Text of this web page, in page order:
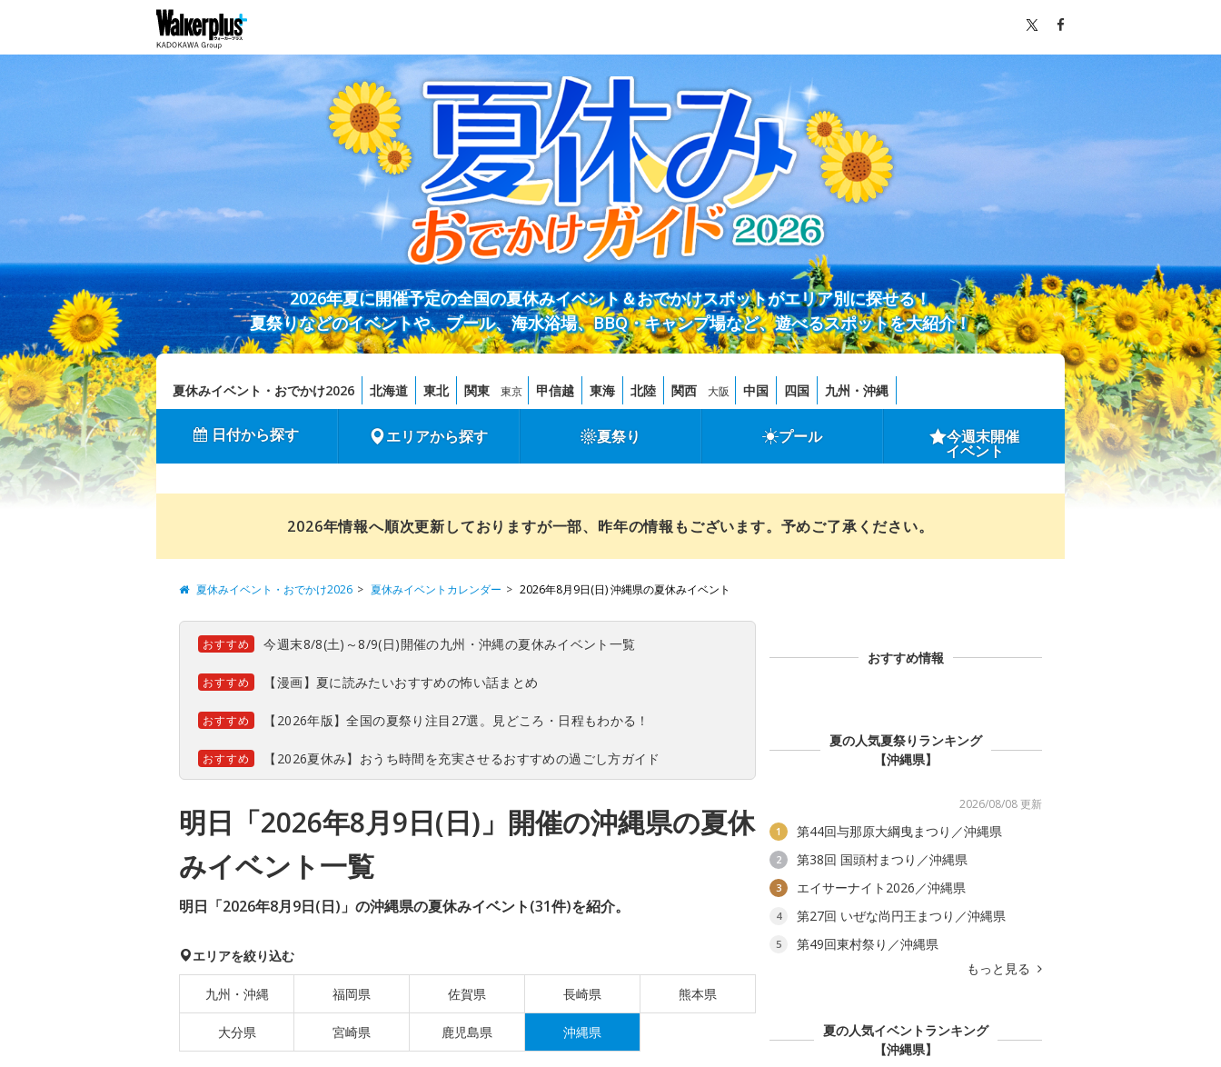
2026年夏に開催予定の全国の夏休みイベント＆おでかけスポットがエリア別に探せる！
夏祭りなどのイベントや、プール、海水浴場、BBQ・キャンプ場など、遊べるスポットを大紹介！
夏休みイベント・おでかけ2026 北海道 東北 関東 東京 甲信越 東海 北陸 関西 大阪 中国 四国 九州・沖縄
日付から探す エリアから探す 夏祭り プール 今週末開催
イベント
2026年情報へ順次更新しておりますが一部、昨年の情報もございます。予めご了承ください。
夏休みイベント・おでかけ2026 夏休みイベントカレンダー 2026年8月9日(日) 沖縄県の夏休みイベント
おすすめ 今週末8/8(土)～8/9(日)開催の九州・沖縄の夏休みイベント一覧
おすすめ 【漫画】夏に読みたいおすすめの怖い話まとめ
おすすめ 【2026年版】全国の夏祭り注目27選。見どころ・日程もわかる！
おすすめ 【2026夏休み】おうち時間を充実させるおすすめの過ごし方ガイド
明日「2026年8月9日(日)」開催の沖縄県の夏休
みイベント一覧
明日「2026年8月9日(日)」の沖縄県の夏休みイベント(31件)を紹介。
エリアを絞り込む
九州・沖縄 福岡県 佐賀県 長崎県 熊本県
大分県 宮崎県 鹿児島県 沖縄県
おすすめ情報
夏の人気夏祭りランキング
【沖縄県】
2026/08/08 更新
1 第44回与那原大綱曳まつり／沖縄県
2 第38回 国頭村まつり／沖縄県
3 エイサーナイト2026／沖縄県
4 第27回 いぜな尚円王まつり／沖縄県
5
第49回東村祭り／沖縄県
もっと見る
夏の人気イベントランキング
【沖縄県】